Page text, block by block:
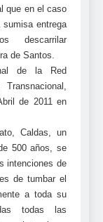
que en el caso
entrega
descarrilar
de Santos.
de la Red
de 2011 en
Caldas, un
500 años, se
intenciones de
de tumbar el
a toda su
todas las